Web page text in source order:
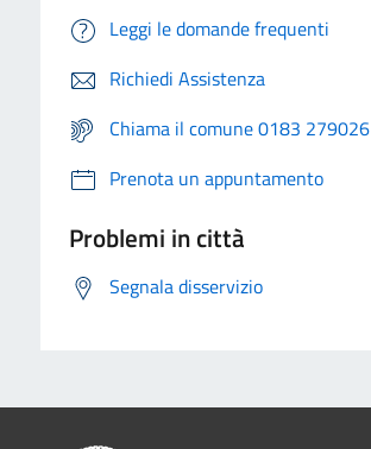
Leggi le domande frequenti
Richiedi Assistenza
Chiama il comune 0183 279026
Prenota un appuntamento
Problemi in città
Segnala disservizio